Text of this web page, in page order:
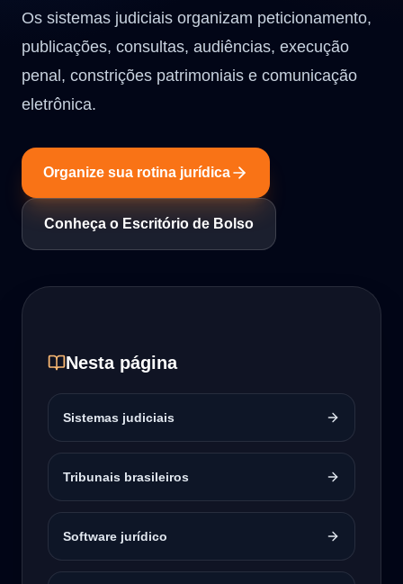
Os sistemas judiciais organizam peticionamento,
publicações, consultas, audiências, execução
penal, constrições patrimoniais e comunicação
eletrônica.
Organize sua rotina jurídica
Conheça o Escritório de Bolso
Nesta página
Sistemas judiciais
Tribunais brasileiros
Software jurídico